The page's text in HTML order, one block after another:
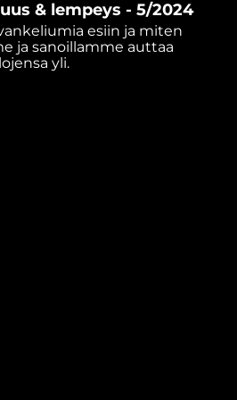
& lempeys - 5/2024
esiin ja miten
ja sanoillamme auttaa
yli.